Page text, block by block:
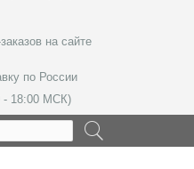
на сайте
по России
- 18:00 МСК)